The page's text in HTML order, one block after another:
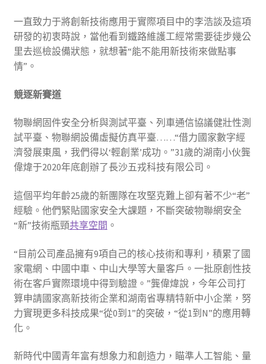
一直致力于將創新技術應用于實際項目中的李浩談及這項
研發的初衷時說，當他看到鐵路維護工經常需要徒步幾公
里去巡檢設備狀態，就想著“能不能用新技術來做點事
情”。
競逐新賽道
物聯網固件安全分析與測試平臺、列車通信協議健壯性測
試平臺、物聯網設備虛擬仿真平臺……“借力國家數字經
濟發展東風，我們得以‘輕創業’成功。”31歲的湖南小伙龔
偉煒于2020年底創辦了長沙五戎科技有限公司。
這個平均年齡25歲的新團隊在攻堅克難上卻有著不少“老”
經驗。他們緊貼國家安全大課題，不斷突破物聯網安全
“新”技術瓶頸共享空間 。
“目前公司產品擁有9項自己的核心技術和專利，積累了國
家電網、中國中車、中山大學等大量客戶。一批原創性技
術在客戶實際環境中得到驗證。”龔偉煒說，今年公司打
算申請國家高新技術企業和湖南省專精特新中小企業，努
力實現更多科技成果“從0到1”的突破，“從1到N”的應用轉
化。
新時代中國青年富有想象力和創造力，瞄準人工智能、量